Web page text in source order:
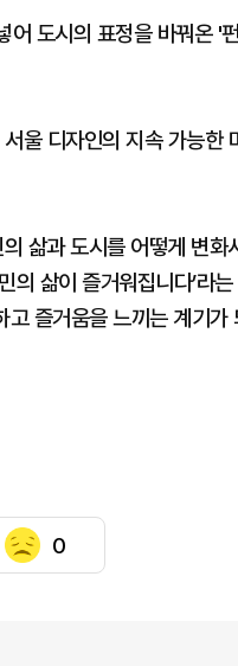
도시의 표정을 바꿔온 '
울 디자인의 지속 가능한
삶과 도시를 어떻게 변화
의 삶이 즐거워집니다’라
즐거움을 느끼는 계기가
0